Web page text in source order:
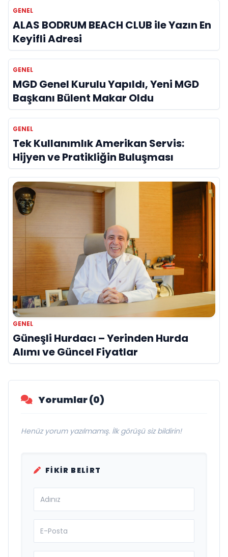
GENEL
ALAS BODRUM BEACH CLUB ile Yazın En
Keyifli Adresi
GENEL
MGD Genel Kurulu Yapıldı, Yeni MGD
Başkanı Bülent Makar Oldu
GENEL
Tek Kullanımlık Amerikan Servis:
Hijyen ve Pratikliğin Buluşması
GENEL
Güneşli Hurdacı – Yerinden Hurda
Alımı ve Güncel Fiyatlar
Yorumlar (0)
Henüz yorum yazılmamış. İlk görüşü siz bildirin!
FIKIR BELIRT